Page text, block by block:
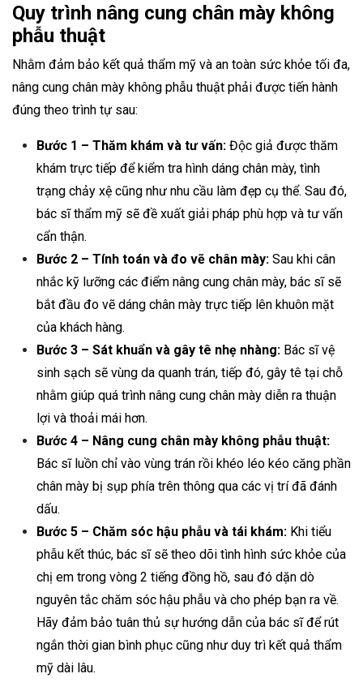
Quy trình nâng cung chân mày không
phẫu thuật
Nhằm đảm bảo kết quả thẩm mỹ và an toàn sức khỏe tối đa,
nâng cung chân mày không phẫu thuật phải được tiến hành
đúng theo trình tự sau:
Bước 1 – Thăm khám và tư vấn: Độc giả được thăm
khám trực tiếp để kiểm tra hình dáng chân mày, tình
trạng chảy xệ cũng như nhu cầu làm đẹp cụ thể. Sau đó,
bác sĩ thẩm mỹ sẽ đề xuất giải pháp phù hợp và tư vấn
cẩn thận.
Bước 2 – Tính toán và đo vẽ chân mày: Sau khi cân
nhắc kỹ lưỡng các điểm nâng cung chân mày, bác sĩ sẽ
bắt đầu đo vẽ dáng chân mày trực tiếp lên khuôn mặt
của khách hàng.
Bước 3 – Sát khuẩn và gây tê nhẹ nhàng: Bác sĩ vệ
sinh sạch sẽ vùng da quanh trán, tiếp đó, gây tê tại chỗ
nhằm giúp quá trình nâng cung chân mày diễn ra thuận
lợi và thoải mái hơn.
Bước 4 – Nâng cung chân mày không phẫu thuật:
Bác sĩ luồn chỉ vào vùng trán rồi khéo léo kéo căng phần
chân mày bị sụp phía trên thông qua các vị trí đã đánh
dấu.
Bước 5 – Chăm sóc hậu phẫu và tái khám: Khi tiểu
phẫu kết thúc, bác sĩ sẽ theo dõi tình hình sức khỏe của
chị em trong vòng 2 tiếng đồng hồ, sau đó dặn dò
nguyên tắc chăm sóc hậu phẫu và cho phép bạn ra về.
Hãy đảm bảo tuân thủ sự hướng dẫn của bác sĩ để rút
ngắn thời gian bình phục cũng như duy trì kết quả thẩm
mỹ dài lâu.